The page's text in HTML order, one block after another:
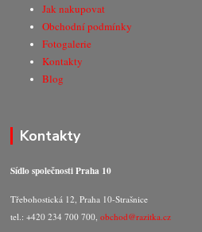
Jak nakupovat
Obchodní podmínky
Fotogalerie
Kontakty
Blog
Kontakty
Sídlo společnosti Praha 10
Třebohostická 12, Praha 10-Strašnice
tel.: +420 234 700 700,obchod@razitka.cz